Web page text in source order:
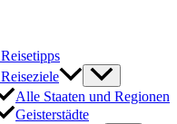
Reisetipps
Reiseziele
Alle Staaten und Regionen
Geisterstädte